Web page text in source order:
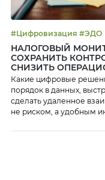
#Цифровизация #ЭДО
НАЛОГОВЫЙ
СОХРАНИТЬ
СНИЗИТЬ
Какие цифровые
порядок в данных,
сделать удаленное
не риском, а удобным